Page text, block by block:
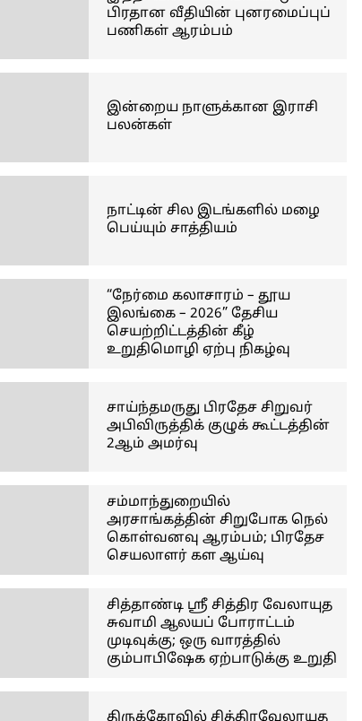
பிரதான வீதியின் புனரமைப்புப்
பணிகள் ஆரம்பம்
இன்றைய நாளுக்கான இராசி
பலன்கள்
நாட்டின் சில இடங்களில் மழை
பெய்யும் சாத்தியம்
“நேர்மை கலாசாரம் – தூய
இலங்கை – 2026” தேசிய
செயற்றிட்டத்தின் கீழ்
உறுதிமொழி ஏற்பு நிகழ்வு
சாய்ந்தமருது பிரதேச சிறுவர்
அபிவிருத்திக் குழுக் கூட்டத்தின்
2ஆம் அமர்வு
சம்மாந்துறையில்
அரசாங்கத்தின் சிறுபோக நெல்
கொள்வனவு ஆரம்பம்; பிரதேச
செயலாளர் கள ஆய்வு
சித்தாண்டி ஸ்ரீ சித்திர வேலாயுத
சுவாமி ஆலயப் போராட்டம்
முடிவுக்கு; ஒரு வாரத்தில்
கும்பாபிஷேக ஏற்பாடுக்கு உறுதி